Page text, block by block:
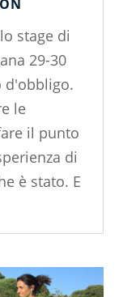
stage di
29-30
d'obbligo.
le
il punto
di
è stato. E